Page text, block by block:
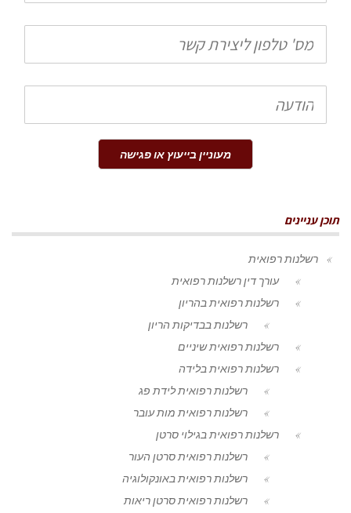
טלפון
הודעה
מעוניין בייעוץ או פגישה
תוכן עניינים
רשלנות רפואית
עורך דין רשלנות רפואית
רשלנות רפואית בהריון
רשלנות בבדיקות הריון
רשלנות רפואית שיניים
רשלנות רפואית בלידה
רשלנות רפואית לידת פג
רשלנות רפואית מות עובר
רשלנות רפואית בגילוי סרטן
רשלנות רפואית סרטן העור
רשלנות רפואית באונקולוגיה
רשלנות רפואית סרטן ריאות